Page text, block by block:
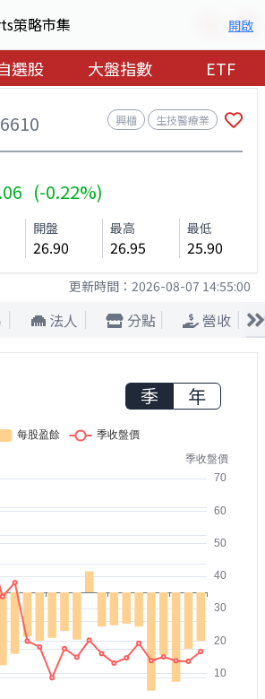
策略市集 開啟
選股 大盤指數 ETF
6610 興櫃 生技醫療業
(-0.22%)
開盤
26.90
最高
26.95
最低
25.90
更新時間： 2026-08-07 14:55:00
法人 分點 營收
季 年